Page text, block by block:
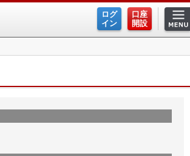
ログ
イン
口座
開設